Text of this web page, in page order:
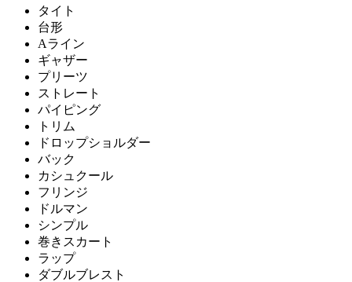
タイト
台形
Aライン
ギャザー
プリーツ
ストレート
パイピング
トリム
ドロップショルダー
バック
カシュクール
フリンジ
ドルマン
シンプル
巻きスカート
ラップ
ダブルブレスト